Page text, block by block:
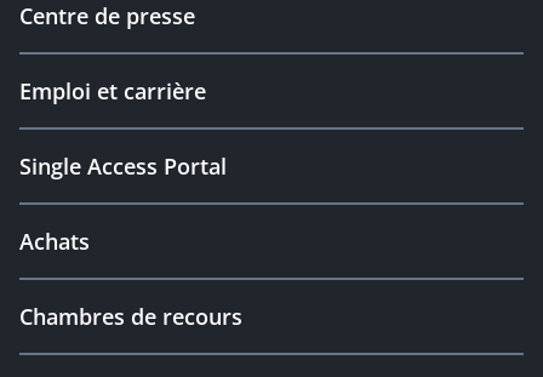
Centre de presse
Emploi et carrière
Single Access Portal
Achats
Chambres de recours